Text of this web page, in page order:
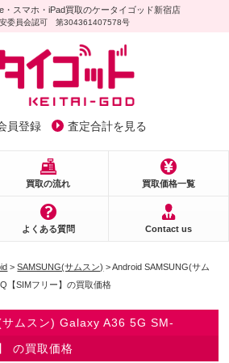
・スマホ・iPad買取のケータイゴッド新宿店
委員会認可 第304361407578号
員登録 査定合計を見る
買取の流れ 買取価格一覧
よくある質問 Contact us
>SAMSUNG(サムスン) > Android SAMSUNG(サム
【SIMフリー】の買取価格
ムスン) Galaxy A36 5G SM-
の買取価格